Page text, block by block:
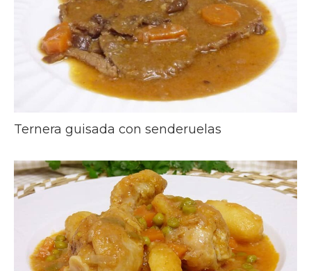
Ternera guisada con senderuelas